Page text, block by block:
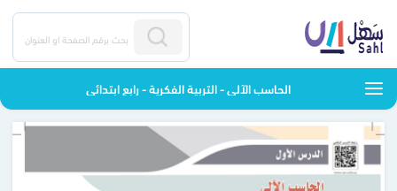
الحاسب الآلى - التربية الفكرية - رابع ابتدائي